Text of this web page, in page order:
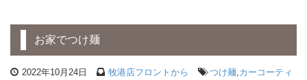
お家でつけ麺
2022年10月24日 牧港店フロントから つけ麺,カーコーティ